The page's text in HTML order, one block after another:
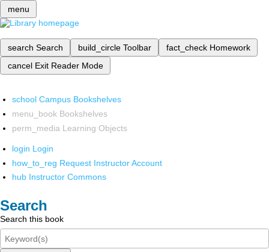
menu
search Search build_circle Toolbar fact_check Homework
cancel Exit Reader Mode
school Campus Bookshelves
menu_book Bookshelves
perm_media Learning Objects
login Login
how_to_reg Request Instructor Account
hub Instructor Commons
Search
Search this book